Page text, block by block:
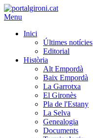
Menu
Inici
Últimes notícies
Editorial
Història
Alt Empordà
Baix Empordà
La Garrotxa
El Gironès
Pla de l'Estany
La Selva
Genealogia
Documents